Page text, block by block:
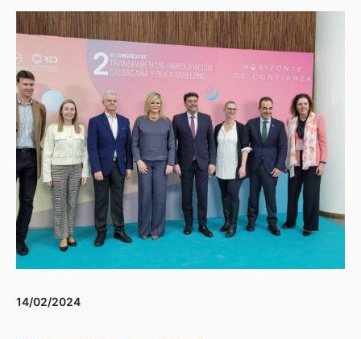
14/02/2024